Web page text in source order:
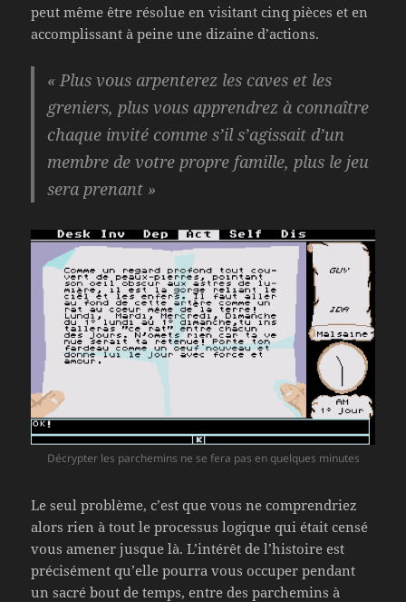
peut même être résolue en visitant cinq pièces et en
accomplissant à peine une dizaine d’actions.
« Plus vous arpenterez les caves et les
greniers, plus vous apprendrez à connaître
chaque invité comme s’il s’agissait d’un
membre de votre propre famille, plus le jeu
sera prenant »
Décrypter les parchemins ne se fera pas en quelques minutes
Le seul problème, c’est que vous ne comprendriez
alors rien à tout le processus logique qui était censé
vous amener jusque là. L’intérêt de l’histoire est
précisément qu’elle pourra vous occuper pendant
un sacré bout de temps, entre des parchemins à